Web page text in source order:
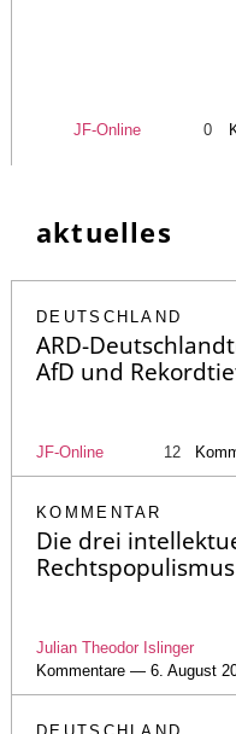
JF-Online 0
aktuelles
DEUTSCHLAND
ARD-
AfD und
JF-Online 12
KOMMENTAR
Die drei
Rechtspopulismus
Julian Theodor Islinger
Kommentare — 6. August